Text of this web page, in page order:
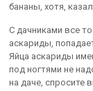
бананы, хотя,
С дачниками все
аскариды,
Яйца аскариды
под ногтями не
на даче, спросите